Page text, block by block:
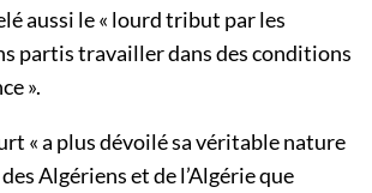
aussi le « lourd tribut par les
partis travailler dans des conditions
».
« a plus dévoilé sa véritable nature
Algériens et de l’Algérie que